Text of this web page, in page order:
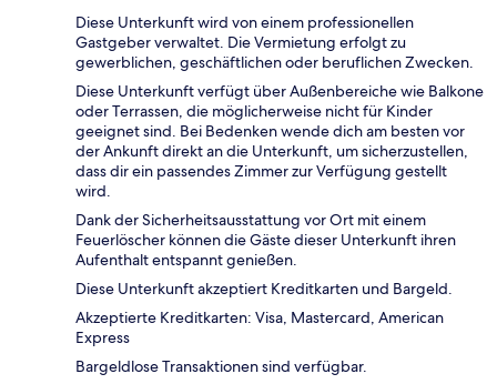
Diese Unterkunft wird von einem professionellen
Gastgeber verwaltet. Die Vermietung erfolgt zu
gewerblichen, geschäftlichen oder beruflichen Zwecken.
Diese Unterkunft verfügt über Außenbereiche wie Balkone
oder Terrassen, die möglicherweise nicht für Kinder
geeignet sind. Bei Bedenken wende dich am besten vor
der Ankunft direkt an die Unterkunft, um sicherzustellen,
dass dir ein passendes Zimmer zur Verfügung gestellt
wird.
Dank der Sicherheitsausstattung vor Ort mit einem
Feuerlöscher können die Gäste dieser Unterkunft ihren
Aufenthalt entspannt genießen.
Diese Unterkunft akzeptiert Kreditkarten und Bargeld.
Akzeptierte Kreditkarten: Visa, Mastercard, American
Express
Bargeldlose Transaktionen sind verfügbar.